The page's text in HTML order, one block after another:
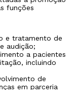
funções
e tratamento de
audição;
a pacientes
incluindo
de
em parceria